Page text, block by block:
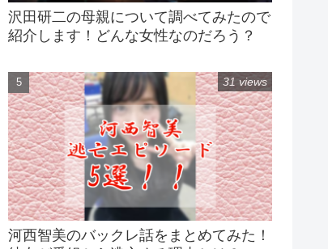
沢田研二の母親について調べてみたので
紹介します！どんな女性なのだろう？
河西智美のバックレ話をまとめてみた！
31 views